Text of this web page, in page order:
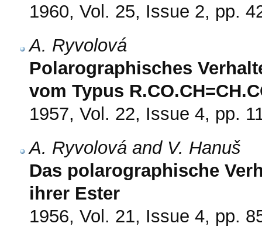
1960, Vol. 25, Issue 2, pp.
A. Ryvolová
Polarographisches
vom Typus
1957, Vol. 22, Issue 4, pp.
A. Ryvolová and V. Hanuš
Das polarographische
ihrer Ester
1956, Vol. 21, Issue 4, pp.